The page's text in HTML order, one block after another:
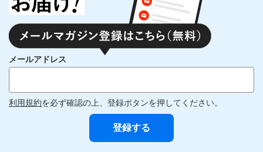
メールアドレス
利用規約を必ず確認の上、登録ボタンを押してください。